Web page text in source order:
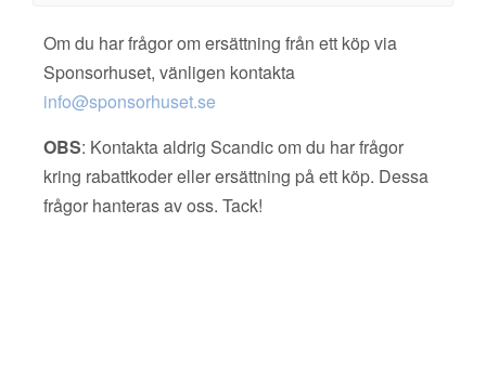
Om du har frågor om ersättning från ett köp via
Sponsorhuset, vänligen kontakta
info@sponsorhuset.se
OBS: Kontakta aldrig Scandic om du har frågor
kring rabattkoder eller ersättning på ett köp. Dessa
frågor hanteras av oss. Tack!